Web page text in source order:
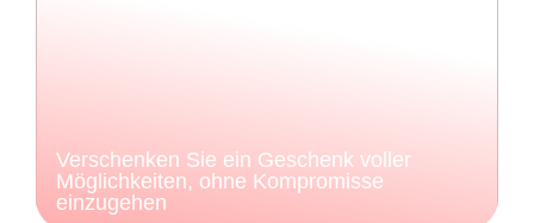
Verschenken Sie ein Geschenk voller
Möglichkeiten, ohne Kompromisse
einzugehen